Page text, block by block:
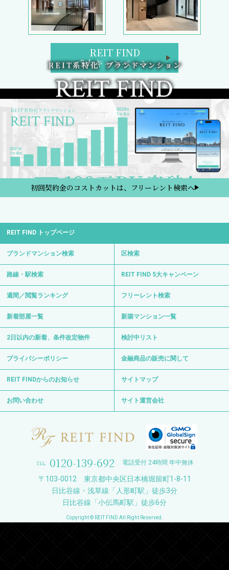
REIT FIND
5大キャンペーン
初回契約金のコストカットは、フリーレント検索へ
REIT FIND トップページ
ブランドマンション検索 区検索
路線・駅検索 REIT FIND 5大キャンペーン
週間／閲覧ランキング フリーレント検索
新着部屋一覧 新築マンション一覧
2日以内の新着、条件改定物件 検討中リスト
プライバシーポリシー 金融商品の販売に関して
REIT FINDからのお知らせ サイトマップ
お問い合わせ サイト運営会社
0120-139-692 電話受付 24時間 年中無休
〒103-0012 東京都中央区日本橋堀留町1-8-11
日比谷線・浅草線「人形町駅」徒歩3分
日比谷線「小伝馬町駅」徒歩6分
Copyright © REIT FIND All Right Reserved.